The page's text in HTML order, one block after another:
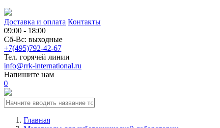
Доставка и оплата Контакты
09:00 - 18:00
Сб-Вс: выходные
+7(495)792-42-67
Тел. горячей линии
info@rrk-international.ru
Напишите нам
0
Главная